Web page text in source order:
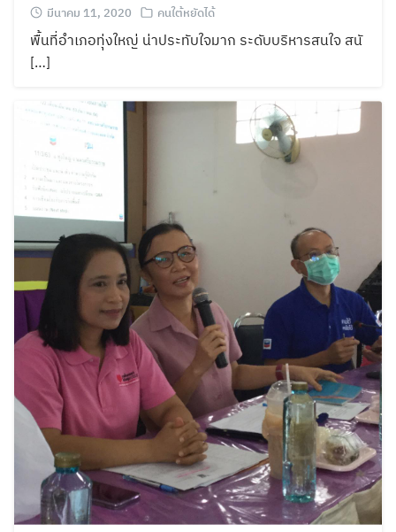
มีนาคม 11, 2020 คนใต้หยัดได้
พื้นที่อำเภอทุ่งใหญ่ น่าประทับใจมาก ระดับบริหารสนใจ สนั
[…]